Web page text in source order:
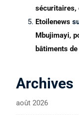
sécuritaires,
Etoilenews
Mbujimayi,
bâtiments de
Archives
août 2026